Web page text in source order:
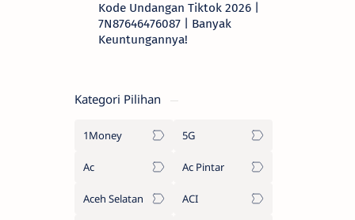
Kode Undangan Tiktok 2026 |
7N87646476087 | Banyak
Keuntungannya!
Kategori Pilihan
1Money 5G
Ac Ac Pintar
Aceh Selatan ACI